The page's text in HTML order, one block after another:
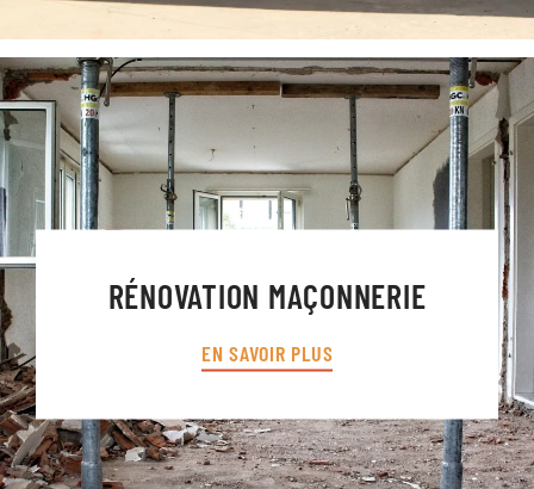
RÉNOVATION MAÇONNERIE
EN SAVOIR PLUS